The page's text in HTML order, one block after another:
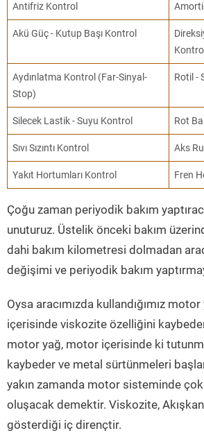
Antifriz Kontrol
Akü Güç - Kutup Başı Kontrol
Kontrol
Aydınlatma Kontrol (Far-Sinyal-
Stop)
Rotil -
Silecek Lastik - Suyu Kontrol Rot
Sıvı Sızıntı Kontrol Aks
Yakıt Hortumları Kontrol Fren
Çoğu zaman periyodik bakım
unuturuz. Üstelik önceki bakım
dahi bakım kilometresi dolmadan
değişimi ve periyodik bakım
Oysa aracımızda kullandığımız motor
içerisinde viskozite özelliğini
motor yağ, motor içerisinde ki
kaybeder ve metal sürtünmeleri
yakın zamanda motor sisteminde
oluşacak demektir. Viskozite,
gösterdiği iç dirençtir.